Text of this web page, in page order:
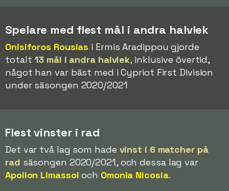
Spelare med flest mål i andra halvlek
Onisiforos Rousias i Ermis Aradippou gjorde
totalt13 mål i andra halvlek, inklusive övertid,
något han var bäst med i Cypriot First Division
under säsongen 2020/2021
Flest vinster i rad
Det var två lag som hade vinst i 6 matcher på
rad säsongen 2020/2021, och dessa lag var
Apollon Limassol och Omonia Nicosia.